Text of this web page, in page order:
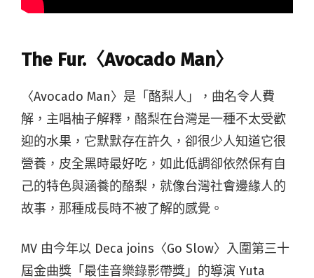
The Fur.〈Avocado Man〉
〈Avocado Man〉是「酪梨人」，曲名令人費
解，主唱柚子解釋，酪梨在台灣是一種不太受歡
迎的水果，它默默存在許久，卻很少人知道它很
營養，皮全黑時最好吃，如此低調卻依然保有自
己的特色與涵養的酪梨，就像台灣社會邊緣人的
故事，那種成長時不被了解的感覺。
MV 由今年以 Deca joins〈Go Slow〉入圍第三十
屆金曲獎「最佳音樂錄影帶獎」的導演 Yuta